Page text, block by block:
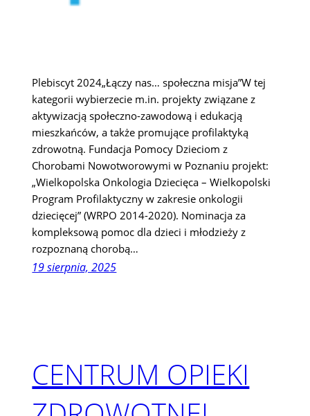
Plebiscyt 2024„Łączy nas… społeczna misja”W tej
kategorii wybierzecie m.in. projekty związane z
aktywizacją społeczno-zawodową i edukacją
mieszkańców, a także promujące profilaktyką
zdrowotną. Fundacja Pomocy Dzieciom z
Chorobami Nowotworowymi w Poznaniu projekt:
„Wielkopolska Onkologia Dziecięca – Wielkopolski
Program Profilaktyczny w zakresie onkologii
dziecięcej” (WRPO 2014-2020). Nominacja za
kompleksową pomoc dla dzieci i młodzieży z
rozpoznaną chorobą…
19 sierpnia, 2025
CENTRUM OPIEKI